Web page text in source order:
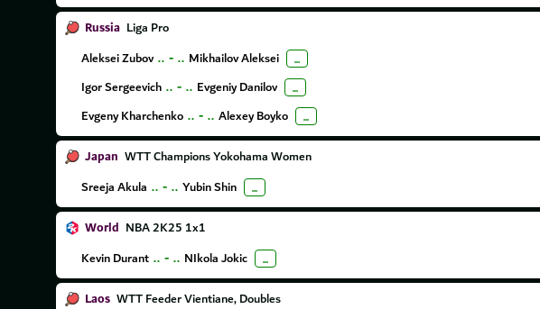
Russia Liga Pro
Aleksei Zubov .. - .. Mikhailov Aleksei ...
Igor Sergeevich .. - .. Evgeniy Danilov ...
Evgeny Kharchenko .. - .. Alexey Boyko ...
Japan WTT Champions Yokohama Women
Sreeja Akula .. - .. Yubin Shin ...
World NBA 2K25 1x1
Kevin Durant .. - .. NIkola Jokic ...
Laos WTT Feeder Vientiane, Doubles